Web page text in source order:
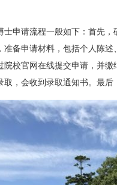
士申请流程一般如下：首先
准备申请材料，包括个人陈
院校官网在线提交申请，并
取，会收到录取通知书。最后